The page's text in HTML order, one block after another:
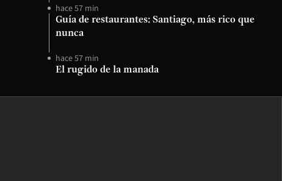
hace 57 min
Guía de restaurantes: Santiago, más rico que
nunca
hace 57 min
El rugido de la manada